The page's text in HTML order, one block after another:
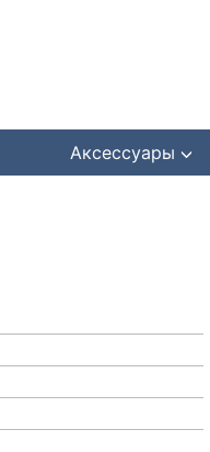
Аксессуары